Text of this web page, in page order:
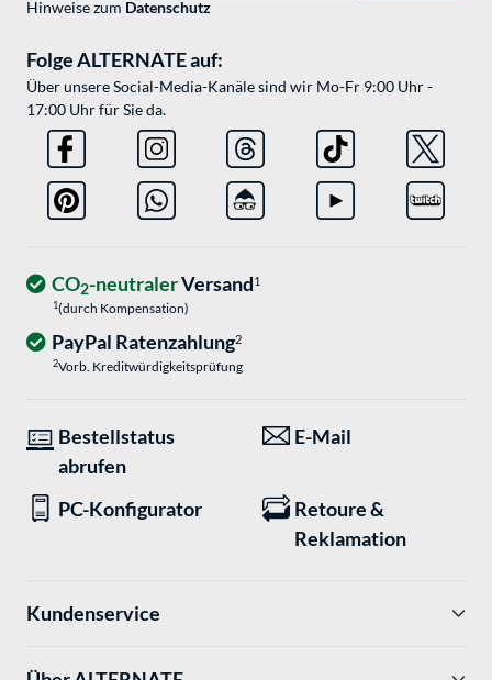
Hinweise zum Datenschutz
Folge ALTERNATE auf:
Über unsere Social-Media-Kanäle sind wir Mo-Fr 9:00 Uhr -
17:00 Uhr für Sie da.
CO2-neutralerVersand1
1(durch Kompensation)
PayPal Ratenzahlung2
2Vorb. Kreditwürdigkeitsprüfung
Bestellstatus
abrufen
E-Mail
PC-Konfigurator
Retoure &
Reklamation
Kundenservice